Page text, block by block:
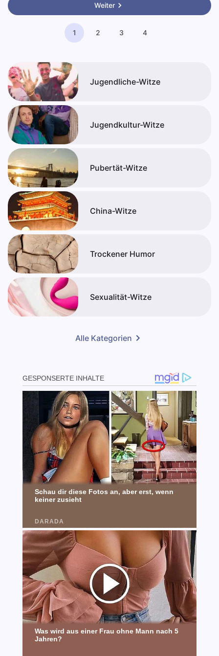
Weiter
1 2 3 4
Jugendliche-Witze
Jugendkultur-Witze
Pubertät-Witze
China-Witze
Trockener Humor
Sexualität-Witze
Alle Kategorien